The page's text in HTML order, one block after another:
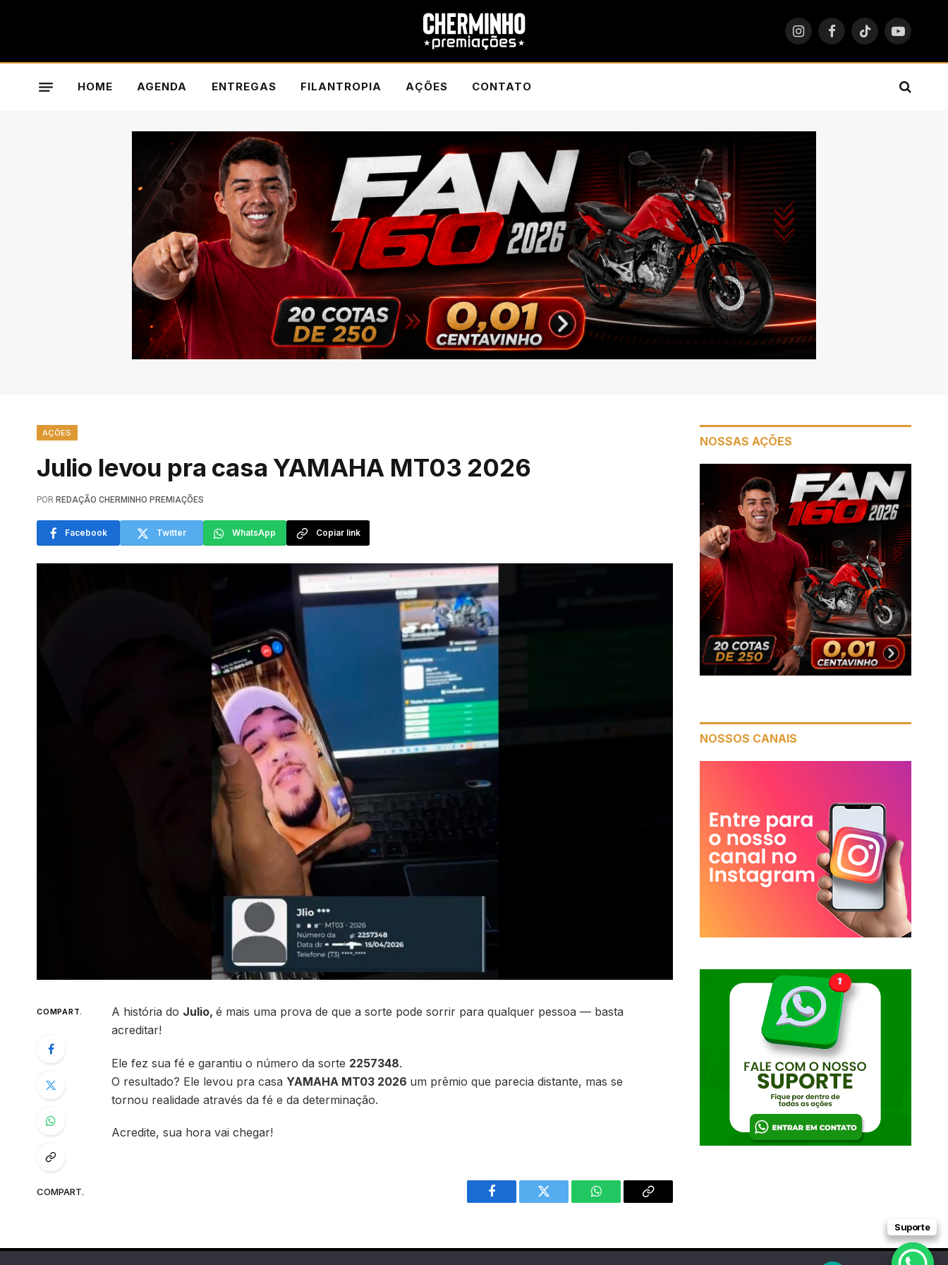
InstagramFacebookTikTokYouTube
HOME AGENDA ENTREGAS FILANTROPIA AÇÕES CONTATO
AÇÕES
Julio levou pra casa YAMAHA MT03 2026
POR REDAÇÃO CHERMINHO PREMIAÇÕES
Facebook Twitter WhatsApp Copiar link
COMPART. A história do Julio, é mais uma prova de que a sorte pode sorrir para qualquer pessoa — basta
acreditar!
Ele fez sua fé e garantiu o número da sorte 2257348.
O resultado? Ele levou pra casa YAMAHA MT03 2026 um prêmio que parecia distante, mas se
tornou realidade através da fé e da determinação.
Acredite, sua hora vai chegar!
COMPART.
Facebook Twitter WhatsAppCopiar
NOSSAS AÇÕES
NOSSOS CANAIS
Suporte
Suporte